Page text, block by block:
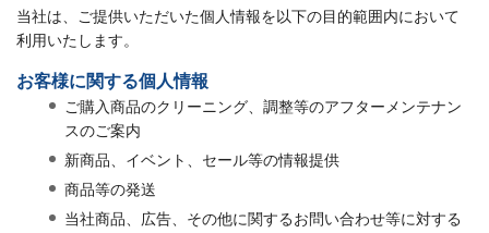
当社は、ご提供いただいた個人情報を以下の目的範囲内において
利用いたします。
お客様に関する個人情報
ご購入商品のクリーニング、調整等のアフターメンテナン
スのご案内
新商品、イベント、セール等の情報提供
商品等の発送
当社商品、広告、その他に関するお問い合わせ等に対する